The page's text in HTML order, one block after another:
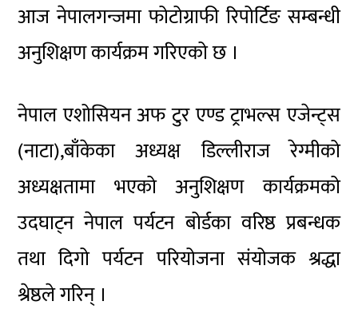
आज नेपालगन्जमाफोटोग्राफीरिपोर्टिङ सम्बन्धी
अनुशिक्षण कार्यक्रम गरिएको छ ।
नेपालएशोसियनअफ टुर एण्ड ट्राभल्स एजेन्ट्स
(नाटा),बाँकेकाअध्यक्ष डिल्लीराज रेग्मीको
अध्यक्षतामा भएको अनुशिक्षण कार्यक्रमको
उदघाट्ननेपाल पर्यटन बोर्डका वरिष्ठ प्रबन्धक
तथा दिगो पर्यटन परियोजना संयोजक श्रद्धा
श्रेष्ठले गरिन् ।